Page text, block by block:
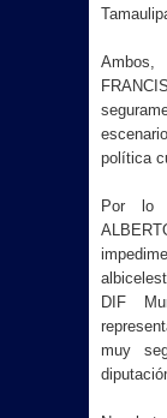
política
Por lo
DIF
muy